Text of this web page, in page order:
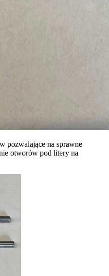
pozwalające na sprawne
otworów pod litery na